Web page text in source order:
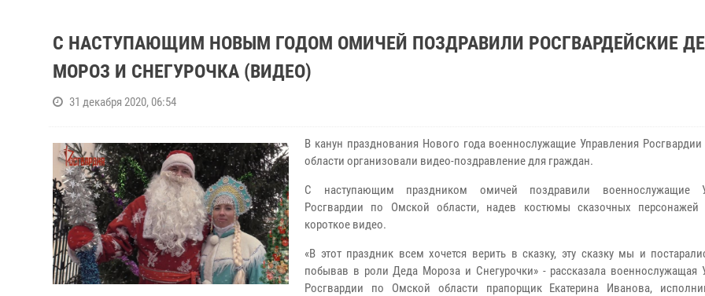
С НАСТУПАЮЩИМ НОВЫМ ГОДОМ ОМИЧЕЙ ПОЗДРАВИЛИ РОСГВАРДЕЙСКИЕ
МОРОЗ И СНЕГУРОЧКА (ВИДЕО)
31 декабря 2020, 06:54
В канун празднования Нового года военнослужащие Управления
области организовали видео-поздравление для граждан.
С наступающим праздником омичей поздравили военнослужащие
Росгвардии по Омской области, надев костюмы сказочных персонажей
короткое видео.
«В этот праздник всем хочется верить в сказку, эту сказку мы и
побывав в роли Деда Мороза и Снегурочки» - рассказала военнослужащая
Росгвардии по Омской области прапорщик Екатерина Иванова,